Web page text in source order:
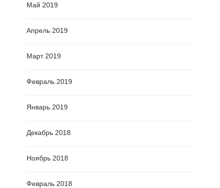
Май 2019
Апрель 2019
Март 2019
Февраль 2019
Январь 2019
Декабрь 2018
Ноябрь 2018
Февраль 2018